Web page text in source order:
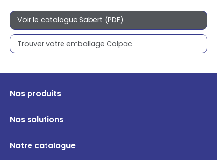
Voir le catalogue Sabert (PDF)
Trouver votre emballage Colpac
Nos produits
Nos solutions
Notre catalogue